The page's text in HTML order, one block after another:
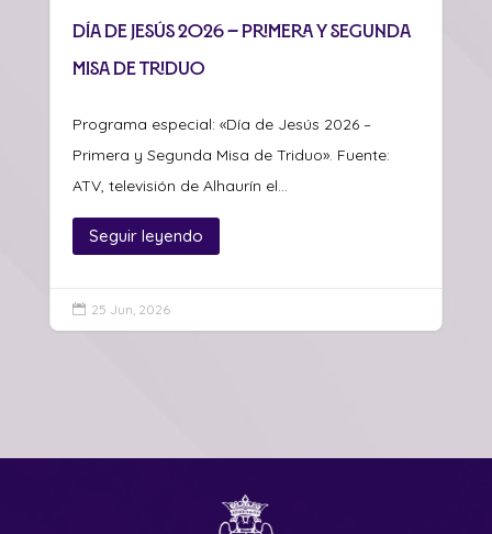
Día de Jesús 2026 – Primera y Segunda
Misa de Triduo
Programa especial: «Día de Jesús 2026 –
Primera y Segunda Misa de Triduo». Fuente:
ATV, televisión de Alhaurín el...
Seguir leyendo
 25 Jun, 2026